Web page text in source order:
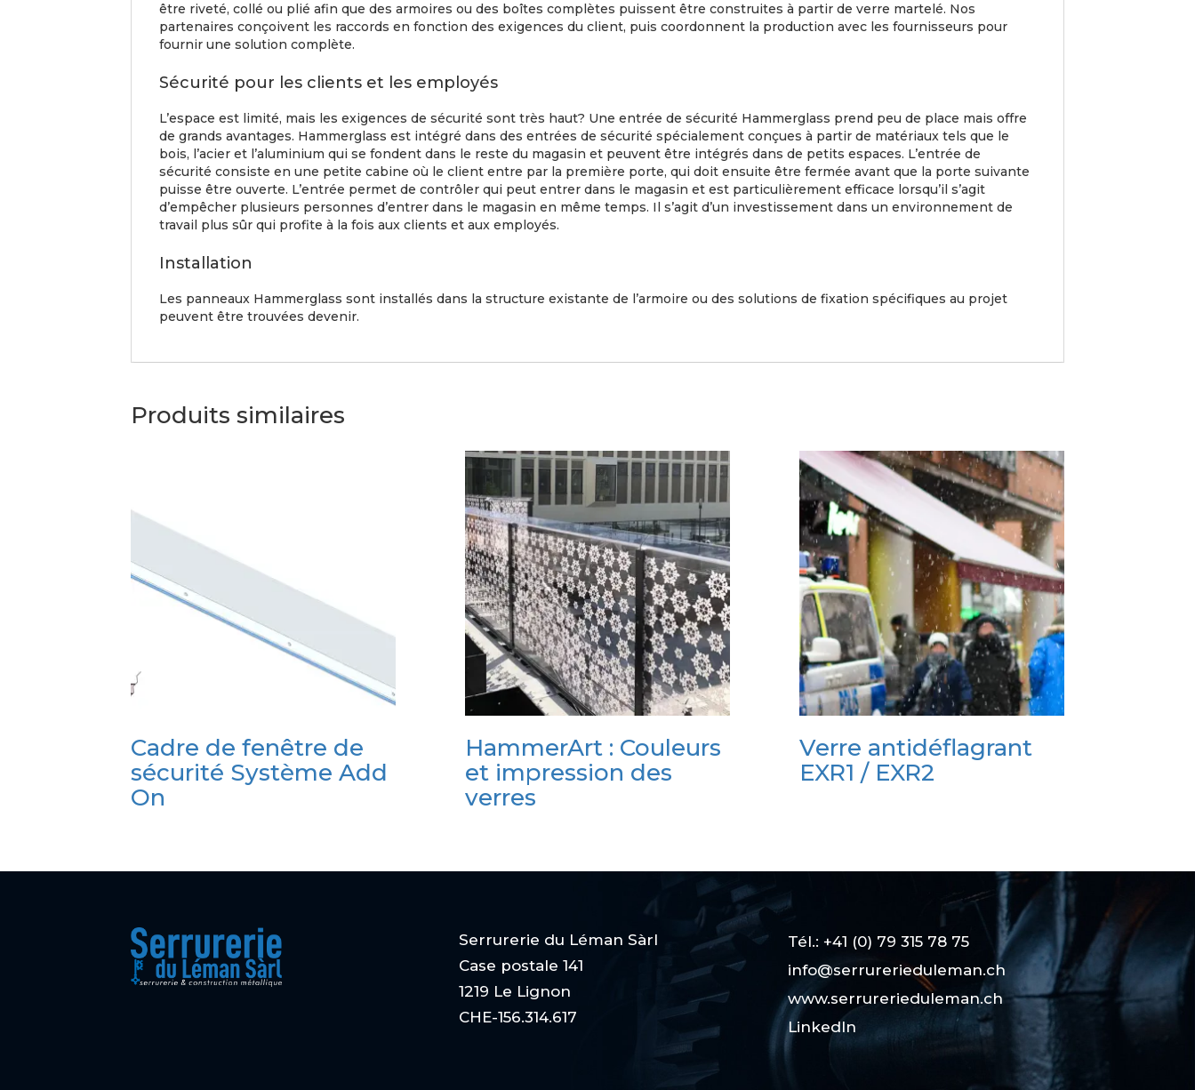
être riveté, collé ou plié afin que des armoires ou des boîtes complètes puissent être construites à partir de verre martelé. Nos
partenaires conçoivent les raccords en fonction des exigences du client, puis coordonnent la production avec les fournisseurs pour
fournir une solution complète.
Sécurité pour les clients et les employés
L’espace est limité, mais les exigences de sécurité sont très haut? Une entrée de sécurité Hammerglass prend peu de place mais offre
de grands avantages. Hammerglass est intégré dans des entrées de sécurité spécialement conçues à partir de matériaux tels que le
bois, l’acier et l’aluminium qui se fondent dans le reste du magasin et peuvent être intégrés dans de petits espaces. L’entrée de
sécurité consiste en une petite cabine où le client entre par la première porte, qui doit ensuite être fermée avant que la porte suivante
puisse être ouverte. L’entrée permet de contrôler qui peut entrer dans le magasin et est particulièrement efficace lorsqu’il s’agit
d’empêcher plusieurs personnes d’entrer dans le magasin en même temps. Il s’agit d’un investissement dans un environnement de
travail plus sûr qui profite à la fois aux clients et aux employés.
Installation
Les panneaux Hammerglass sont installés dans la structure existante de l’armoire ou des solutions de fixation spécifiques au projet
peuvent être trouvées devenir.
Produits similaires
Cadre de fenêtre de
sécurité Système Add
On
HammerArt : Couleurs
et impression des
verres
Verre antidéflagrant
EXR1 / EXR2
Serrurerie du Léman Sàrl
Case postale 141
1219 Le Lignon
CHE-156.314.617
Tél.: +41 (0) 79 315 78 75
info@serrurerieduleman.ch
www.serrurerieduleman.ch
LinkedIn